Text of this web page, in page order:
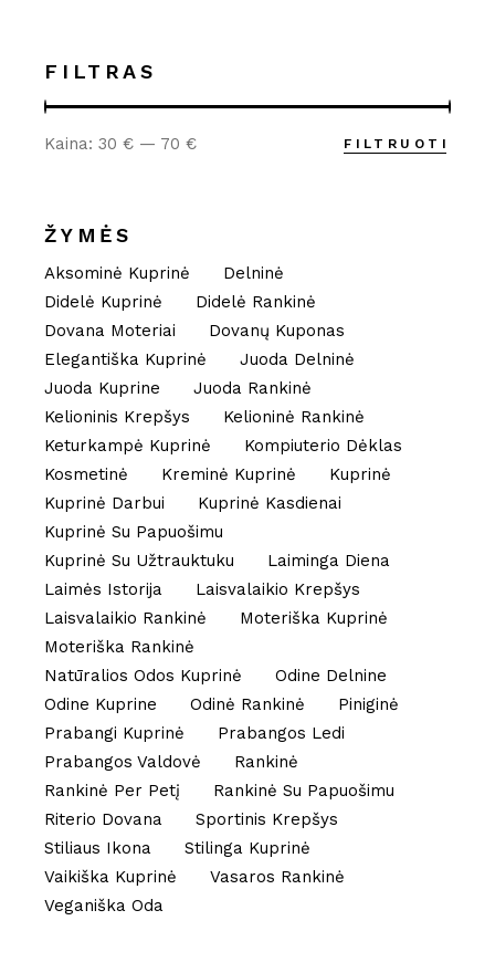
FILTRAS
FILTRUOTI
Kaina:30 € — 70 €
ŽYMĖS
Aksominė Kuprinė
Delninė
Didelė Kuprinė
Didelė Rankinė
Dovana Moteriai
Dovanų Kuponas
Elegantiška Kuprinė
Juoda Delninė
Juoda Kuprine
Juoda Rankinė
Kelioninis Krepšys
Kelioninė Rankinė
Keturkampė Kuprinė
Kompiuterio Dėklas
Kosmetinė
Kreminė Kuprinė
Kuprinė
Kuprinė Darbui
Kuprinė Kasdienai
Kuprinė Su Papuošimu
Kuprinė Su Užtrauktuku
Laiminga Diena
Laimės Istorija
Laisvalaikio Krepšys
Laisvalaikio Rankinė
Moteriška Kuprinė
Moteriška Rankinė
Natūralios Odos Kuprinė
Odine Delnine
Odine Kuprine
Odinė Rankinė
Piniginė
Prabangi Kuprinė
Prabangos Ledi
Prabangos Valdovė
Rankinė
Rankinė Per Petį
Rankinė Su Papuošimu
Riterio Dovana
Sportinis Krepšys
Stiliaus Ikona
Stilinga Kuprinė
Vaikiška Kuprinė
Vasaros Rankinė
Veganiška Oda